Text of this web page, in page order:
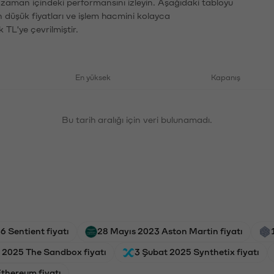
düşük fiyatları ve işlem hacmini kolayca
TL'ye çevrilmiştir.
En yüksek Kapanış
Bu tarih aralığı için veri bulunamadı.
Sentient fiyatı 28 Mayıs 2023 Aston Martin fiyatı
The Sandbox fiyatı 3 Şubat 2025 Synthetix fiyatı
fiyatı